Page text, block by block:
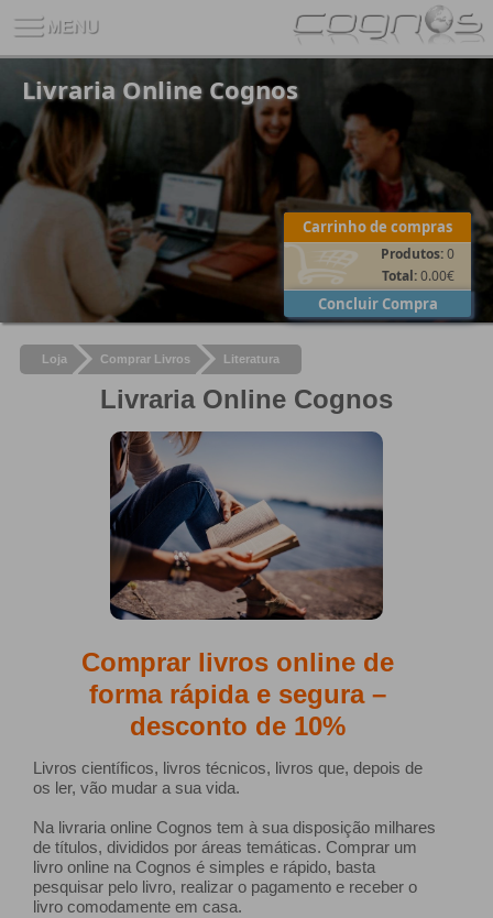
Carrinho de compras
Produtos:0
Total:0.00€
Concluir Compra
Livraria Online Cognos
Loja Comprar Livros Literatura
Livraria Online Cognos
Comprar livros online de
forma rápida e segura –
desconto de 10%
Livros científicos, livros técnicos, livros que, depois de
os ler, vão mudar a sua vida.
Na livraria online Cognos tem à sua disposição milhares
de títulos, divididos por áreas temáticas. Comprar um
livro online na Cognos é simples e rápido, basta
pesquisar pelo livro, realizar o pagamento e receber o
livro comodamente em casa.